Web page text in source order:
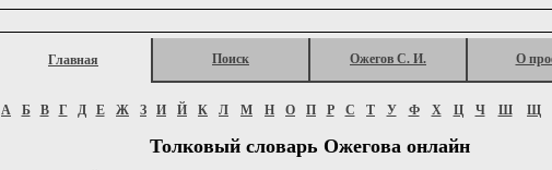
Главная Поиск Ожегов С. И. О
А Б В Г Д Е Ж З И Й К Л М Н О П Р С Т У Ф Х Ц Ч Ш Щ
Толковый словарь Ожегова онлайн